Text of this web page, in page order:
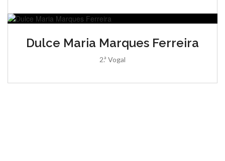
Dulce Maria Marques Ferreira
2.ª Vogal